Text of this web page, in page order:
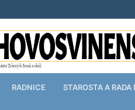
RADNICE STAROSTA A RADA